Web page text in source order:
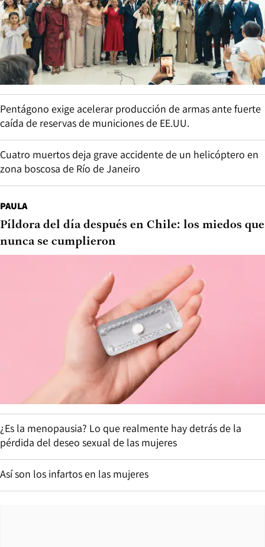
Pentágono exige acelerar producción de armas ante fuerte
caída de reservas de municiones de EE.UU.
Cuatro muertos deja grave accidente de un helicóptero en
zona boscosa de Río de Janeiro
PAULA
Píldora del día después en Chile: los miedos que
nunca se cumplieron
¿Es la menopausia? Lo que realmente hay detrás de la
pérdida del deseo sexual de las mujeres
Así son los infartos en las mujeres